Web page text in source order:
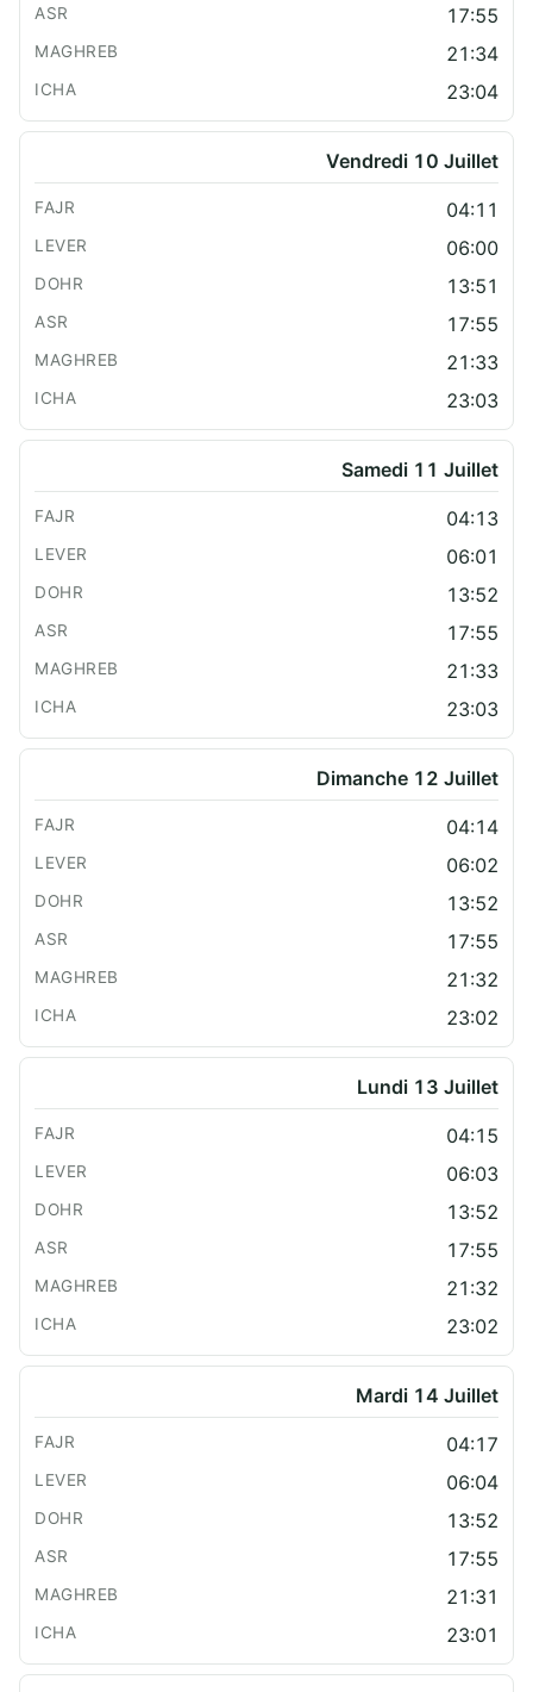
17:55
21:34
23:04
Vendredi 10 Juillet
04:11
06:00
13:51
17:55
21:33
23:03
Samedi 11 Juillet
04:13
06:01
13:52
17:55
21:33
23:03
Dimanche 12 Juillet
04:14
06:02
13:52
17:55
21:32
23:02
Lundi 13 Juillet
04:15
06:03
13:52
17:55
21:32
23:02
Mardi 14 Juillet
04:17
06:04
13:52
17:55
21:31
23:01